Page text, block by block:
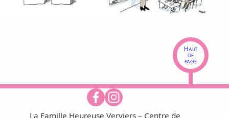
Haut
de
page
La Famille Heureuse Verviers – Centre de